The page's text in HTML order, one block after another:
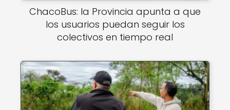
ChacoBus: la Provincia apunta a que
los usuarios puedan seguir los
colectivos en tiempo real